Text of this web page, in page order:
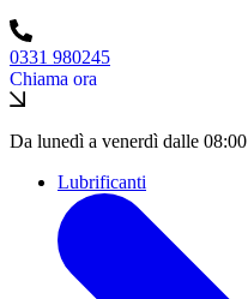
0331 980245
Chiama ora
Da lunedì a venerdì dalle
Lubrificanti